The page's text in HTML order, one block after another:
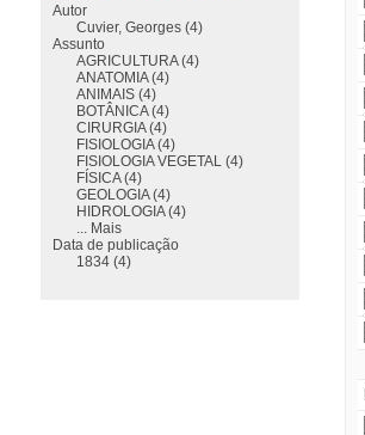
Autor
Cuvier, Georges (4)
Assunto
AGRICULTURA (4)
ANATOMIA (4)
ANIMAIS (4)
BOTÂNICA (4)
CIRURGIA (4)
FISIOLOGIA (4)
FISIOLOGIA VEGETAL (4)
FÍSICA (4)
GEOLOGIA (4)
HIDROLOGIA (4)
... Mais
Data de publicação
1834 (4)